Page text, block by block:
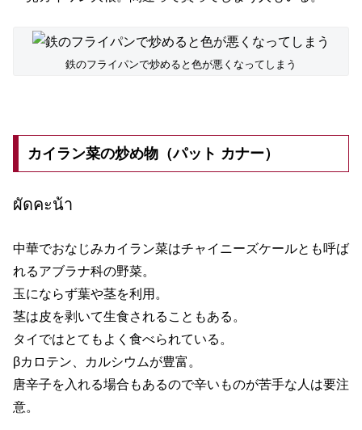
鉄のフライパンで炒めると色が悪くなってしまう
カイラン菜の炒め物（パット カナー）
ผัดคะน้า
中華でおなじみカイラン菜はチャイニーズケールとも呼ば
れるアブラナ科の野菜。
玉にならず葉や茎を利用。
茎は皮を剥いて生食されることもある。
タイではとてもよく食べられている。
βカロテン、カルシウムが豊富。
唐辛子を入れる場合もあるので辛いものが苦手な人は要注
意。